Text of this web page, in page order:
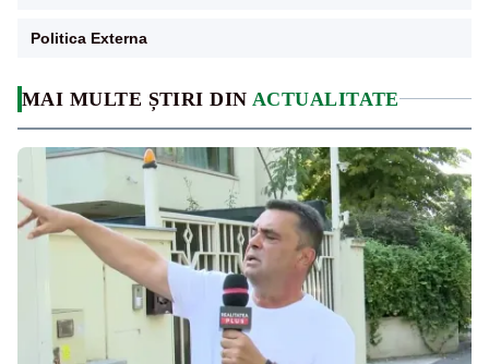
MAI MULTE ȘTIRI DIN ACTUALITATE
Politica Externa